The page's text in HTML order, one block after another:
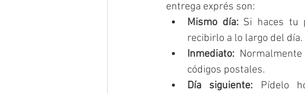
entrega exprés son:
Mismo día: Si haces tu
recibirlo a lo largo del
Inmediato:
códigos postales.
Día siguiente: Pídelo